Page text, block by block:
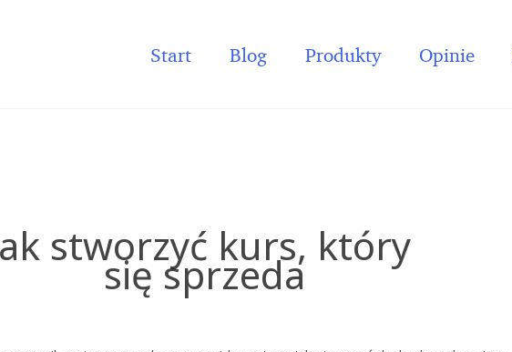
Start Blog Produkty Opinie
stworzyć kurs, który
się sprzeda